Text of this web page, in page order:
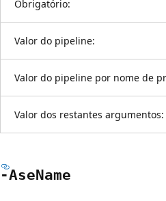
Obrigatório:
Valor do pipeline:
Valor do pipeline por nome de
Valor dos restantes argumentos:
-AseName